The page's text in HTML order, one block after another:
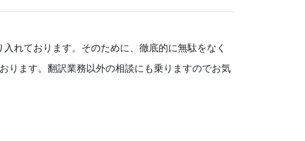
れております。そのために、徹底的に無駄をなく
ります。翻訳業務以外の相談にも乗りますのでお気